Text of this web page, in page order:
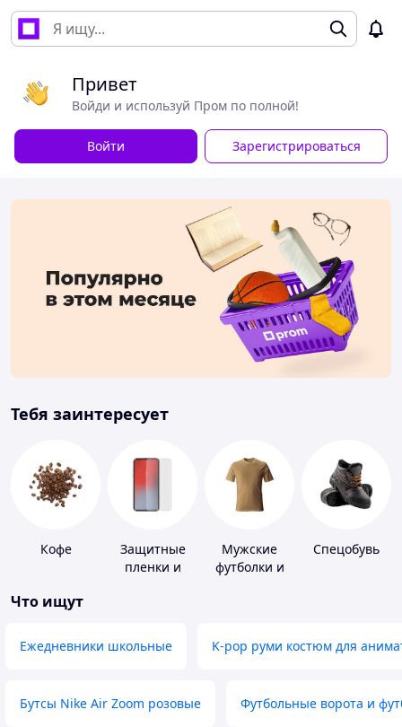
Привет
Войди и используй Пром по полной!
Войти Зарегистрироваться
Тебя заинтересует
Кофе
Защитные
пленки и
Мужские
футболки и
Спецобувь
Что ищут
Ежедневники школьные K-pop руми костюм для
Бутсы Nike Air Zoom розовые Футбольные ворота и